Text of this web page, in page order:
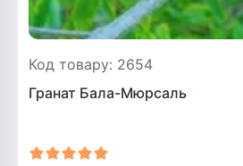
Код товару: 2654
Гранат Бала-Мюрсаль